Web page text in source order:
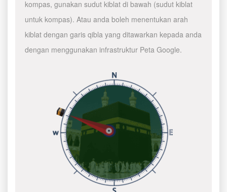
kompas, gunakan sudut kiblat di bawah (sudut kiblat
untuk kompas). Atau anda boleh menentukan arah
kiblat dengan garis qibla yang ditawarkan kepada anda
dengan menggunakan infrastruktur Peta Google.